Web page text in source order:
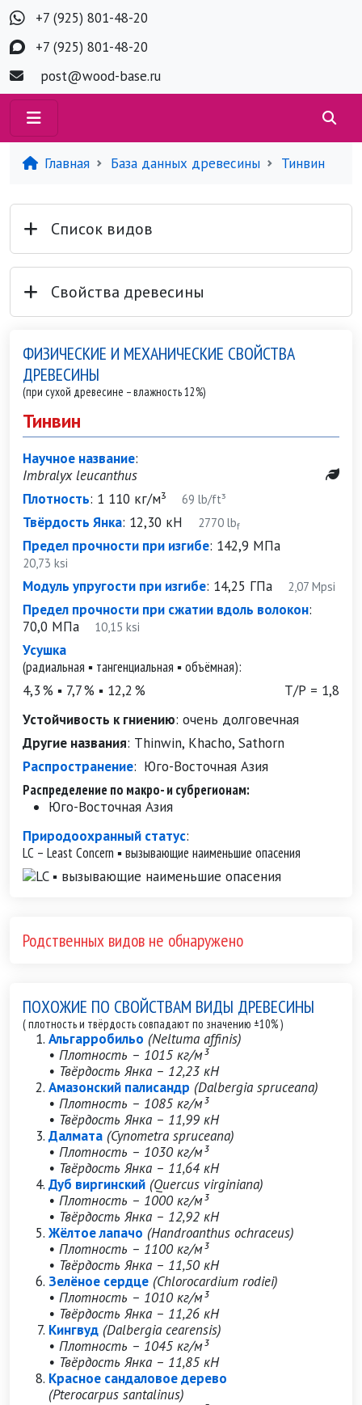
+7 (925) 801-48-20
+7 (925) 801-48-20
post@wood-base.ru
Главная База данных древесины Тинвин
Список видов
Свойства древесины
ФИЗИЧЕСКИЕ И МЕХАНИЧЕСКИЕ СВОЙСТВА
ДРЕВЕСИНЫ
(при сухой древесине – влажность 12%)
Тинвин
Научное название:
Imbralyx leucanthus
Плотность: 1 110 кг/м³ 69 lb/ft³
Твёрдость Янка: 12,30 кН 2770 lbf
Предел прочности при изгибе: 142,9 МПа
20,73 ksi
Модуль упругости при изгибе: 14,25 ГПа 2,07 Mpsi
Предел прочности при сжатии вдоль волокон:
70,0 МПа 10,15 ksi
Усушка
(радиальная ▪ тангенциальная ▪ объёмная):
4,3 % ▪ 7,7 % ▪ 12,2 %
Т/Р = 1,8
Устойчивость к гниению: очень долговечная
Другие названия: Thinwin, Khacho, Sathorn
Распространение: Юго-Восточная Азия
Распределение по макро- и субрегионам:
Юго-Восточная Азия
Природоохранный статус:
LC – Least Concern ▪ вызывающие наименьшие опасения
Родственных видов не обнаружено
ПОХОЖИЕ ПО СВОЙСТВАМ ВИДЫ ДРЕВЕСИНЫ
( плотность и твёрдость совпадают по значению ±10% )
Альгарробильо (Neltuma affinis)
• Плотность – 1015 кг/м³
• Твёрдость Янка – 12,23 кН
Амазонский палисандр (Dalbergia spruceana)
• Плотность – 1085 кг/м³
• Твёрдость Янка – 11,99 кН
Далмата (Cynometra spruceana)
• Плотность – 1030 кг/м³
• Твёрдость Янка – 11,64 кН
Дуб виргинский (Quercus virginiana)
• Плотность – 1000 кг/м³
• Твёрдость Янка – 12,92 кН
Жёлтое лапачо (Handroanthus ochraceus)
• Плотность – 1100 кг/м³
• Твёрдость Янка – 11,50 кН
Зелёное сердце (Chlorocardium rodiei)
• Плотность – 1010 кг/м³
• Твёрдость Янка – 11,26 кН
Кингвуд (Dalbergia cearensis)
• Плотность – 1045 кг/м³
• Твёрдость Янка – 11,85 кН
Красное сандаловое дерево
(Pterocarpus santalinus)